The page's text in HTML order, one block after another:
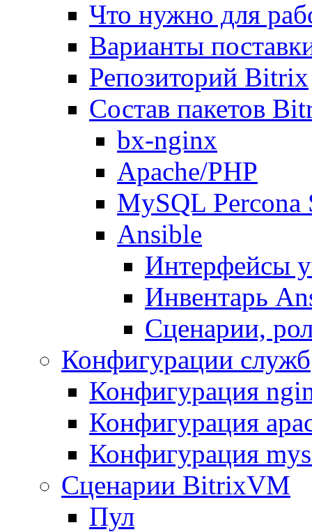
Что нужно для
Варианты
Репозиторий Bitrix
Состав пакетов
bx-nginx
Apache/PHP
MySQL Percona
Ansible
Интерфейсы
Инвентарь
Сценарии,
Конфигурации служб
Конфигурация
Конфигурация
Конфигурация
Сценарии BitrixVM
Пул